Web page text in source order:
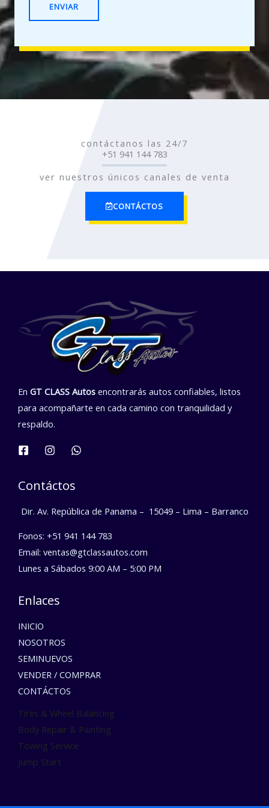
a
ENVIAR
contáctanos las 24/7
+51 941 144 783
ver nuestros únicos canales de venta
CONTÁCTOS
En GT CLASS Autos encontrarás autos confiables, listos
para acompañarte en cada camino con tranquilidad y
respaldo.
Contáctos
Dir. Av. República de Panama – 15049 – Lima – Barranco
Fonos: +51 941 144 783
Email: ventas@gtclassautos.com
Lunes a Sábados 9:00 AM – 5:00 PM
Enlaces
INICIO
NOSOTROS
SEMINUEVOS
VENDER / COMPRAR
CONTÁCTOS
Tires & Wheel Balancing​​
Body Repair & Painting
Towing Service
Jump Start